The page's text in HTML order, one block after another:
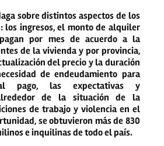
sobre distintos aspectos de los
los ingresos, el monto de alquiler
por mes de acuerdo a la
de la vivienda y por provincia,
del precio y la duración
de endeudamiento para
pago, las expectativas y
de la situación de la
de trabajo y violencia en el
se obtuvieron más de 830
e inquilinas de todo el país.